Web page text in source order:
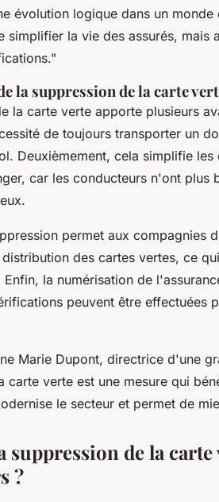
évolution logique dans un
simplifier la vie des assurés,
la suppression de la carte
la carte verte apporte plusieurs
de toujours transporter un
Deuxièmement, cela simplifie
car les conducteurs n'ont plus
permet aux compagnies
des cartes vertes, ce
Enfin, la numérisation de
peuvent être effectuées
Marie Dupont, directrice d'une
carte verte est une mesure qui
le secteur et permet de
suppression de la
?